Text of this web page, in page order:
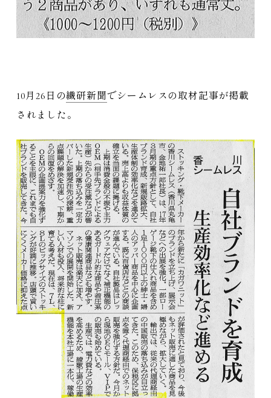
10月26日の繊研新聞でシームレスの取材記事が掲載
されました。